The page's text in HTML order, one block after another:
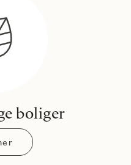
boliger